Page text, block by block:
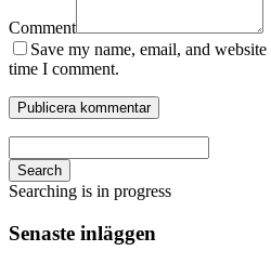
Comment
Save my name, email, and
time I comment.
Search
Searching is in progress
Senaste inläggen